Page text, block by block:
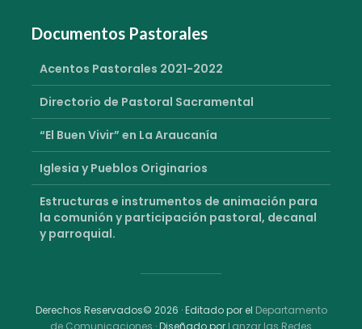
Documentos Pastorales
Acentos Pastorales 2021-2022
Directorio de Pastoral Sacramental
“El Buen Vivir” en La Araucanía
Iglesia y Pueblos Originarios
Estructuras e instrumentos de animación para
la comunión y participación pastoral, decanal
y parroquial.
Derechos Reservados© 2026 · Editado por el Departamento
de Comunicaciones · Diseñado por Lanzar las Redes